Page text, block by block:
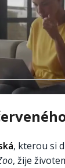
, kterou si
, žije